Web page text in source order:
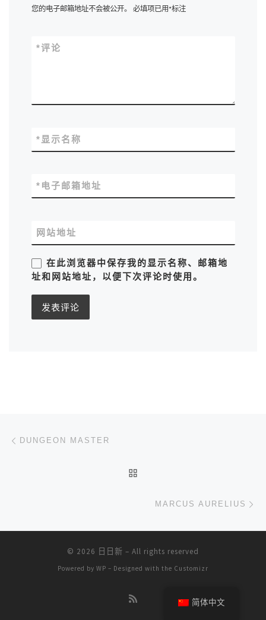
您的电子邮箱地址不会被公开。 必填项已用*标注
评论
*
显示名称
*
电子邮箱地址
*
网站地址
在此浏览器中保存我的显示名称、邮箱地
址和网站地址，以便下次评论时使用。
文章导航
DUNGEON MASTER
MARCUS AURELIUS
© 2026 日日新 – All rights reserved
Powered by WP – Designed with the Customizr
简体中文